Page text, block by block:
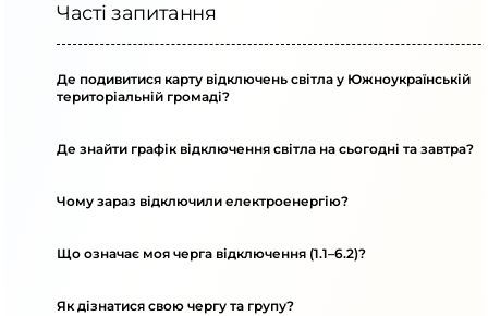
Часті запитання
Де подивитися карту відключень світла у Южноукраїнській
територіальній громаді?
Де знайти графік відключення світла на сьогодні та завтра?
Чому зараз відключили електроенергію?
Що означає моя черга відключення (1.1–6.2)?
Як дізнатися свою чергу та групу?